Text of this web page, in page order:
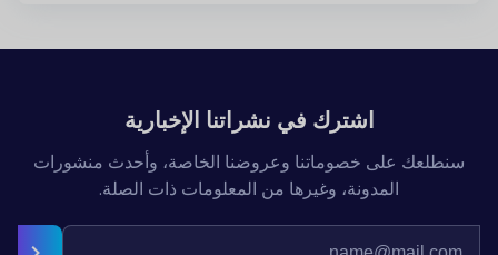
اشترك في نشراتنا الإخبارية
سنطلعك على خصوماتنا وعروضنا الخاصة، وأحدث منشورات
المدونة، وغيرها من المعلومات ذات الصلة.